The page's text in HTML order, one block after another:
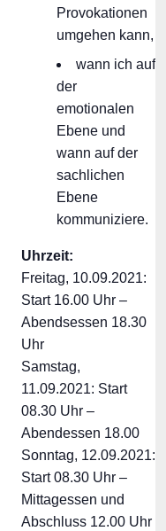
Provokationen
umgehen kann,
wann ich auf
der
emotionalen
Ebene und
wann auf der
sachlichen
Ebene
kommuniziere.
Uhrzeit:
Freitag, 10.09.2021:
Start 16.00 Uhr –
Abendsessen 18.30
Uhr
Samstag,
11.09.2021: Start
08.30 Uhr –
Abendessen 18.00
Sonntag, 12.09.2021:
Start 08.30 Uhr –
Mittagessen und
Abschluss 12.00 Uhr